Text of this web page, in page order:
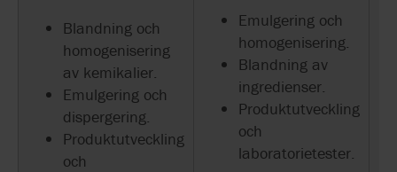
Blandning och
homogenisering
av kemikalier.
Emulgering och
dispergering.
Produktutveckling
och
Emulgering och
homogenisering.
Blandning av
ingredienser.
Produktutveckling
och
laboratorietester.